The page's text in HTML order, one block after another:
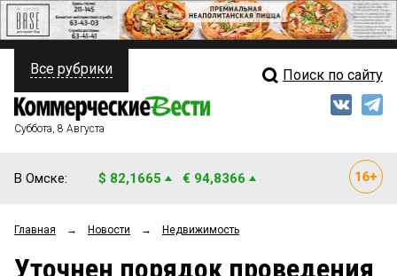
ПОЛИТИКА
ФИНАНСЫ
ОБЩЕСТВО
Свежий выпуск
Мнения
Рейтинги
Все рубрики Поиск по сайту
Суббота, 8 Августа
В Омске: $ 82,1665 € 94,8366
Главная → Новости → Недвижимость
Уточнен порядок проведения